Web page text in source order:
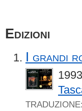
Edizioni
I grandi
1993
TRADUZIONE: